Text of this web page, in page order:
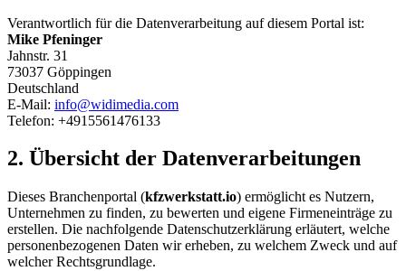
Verantwortlich für die Datenverarbeitung auf diesem Portal ist:
Mike Pfeninger
Jahnstr. 31
73037 Göppingen
Deutschland
E-Mail: info@widimedia.com
Telefon: +4915561476133
2. Übersicht der Datenverarbeitungen
Dieses Branchenportal (kfzwerkstatt.io) ermöglicht es Nutzern,
Unternehmen zu finden, zu bewerten und eigene Firmeneinträge zu
erstellen. Die nachfolgende Datenschutzerklärung erläutert, welche
personenbezogenen Daten wir erheben, zu welchem Zweck und auf
welcher Rechtsgrundlage.